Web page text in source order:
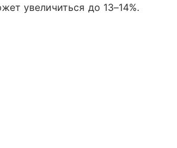
увеличиться до 13–14%.